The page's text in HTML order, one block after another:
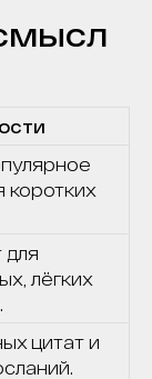
коротких
для
лёгких
цитат и